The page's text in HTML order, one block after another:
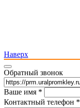
Наверх
Обратный звонок
Ваше имя *
Контактный телефон *